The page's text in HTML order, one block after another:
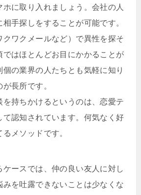
に取り入れましょう。会社の人
手探しをすることが可能です。
クワクメールなど）で異性を探そ
ではほとんどお目にかかることが
の業界の人たちとも気軽に知り
長所です。
持ちかけるというのは、恋愛テ
て認知されています。何気なく好
メソッドです。
ースでは、仲の良い友人に対し
みを吐露できないことは少なくな